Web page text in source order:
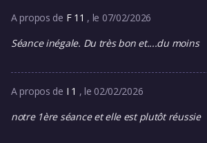
A propos de F 11 , le 07/02/2026
Séance inégale. Du très bon et....du moins
A propos de I 1 , le 02/02/2026
notre 1ère séance et elle est plutôt réussie